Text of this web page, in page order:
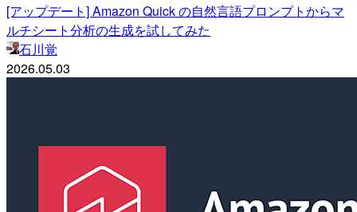
[アップデート] Amazon Quick の自然言語プロンプトからマ
ルチシート分析の生成を試してみた
石川覚
2026.05.03